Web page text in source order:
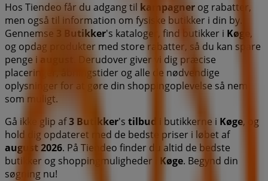
Hos Tiendeo får du adgang til kampagner og rabatter,
men også til information om fysiske butikker i din by.
Gennemse
3 Butikker's kataloger, find butikker i Køge ,
og opdag produkter med store rabatter, så du kan spare
penge i august
. Derudover giver vi dig præcise
placeringer, åbningstider og alle de nødvendige
oplysninger for at gøre din shoppingoplevelse så nem
som muligt.
Gå ikke glip af3 Butikker's tilbud i butikkerne i Køge, og
hold dig opdateret med de bedste priser i løbet af
august 2026. På Tiendeo finder du altid de bedste
butikker og shoppingmuligheder i Køge. Begynd din
søgning nu!